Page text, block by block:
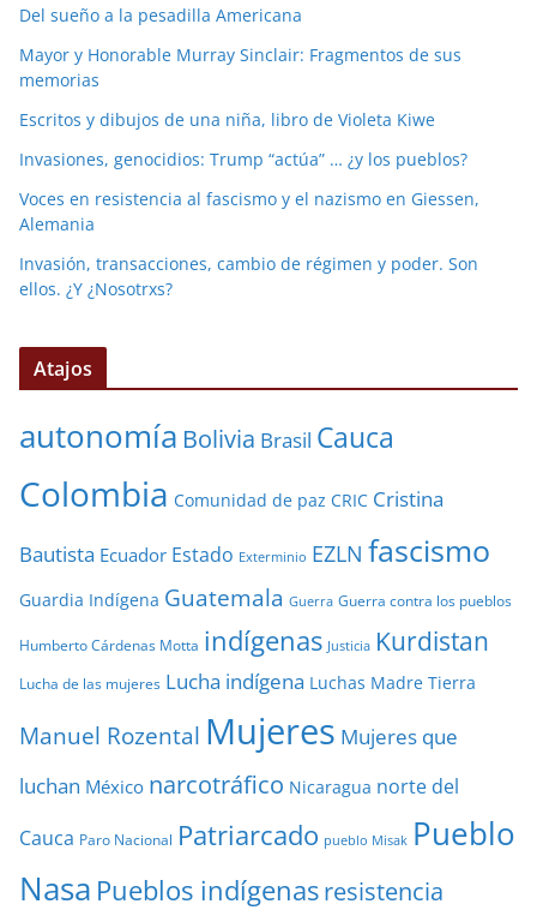
Del sueño a la pesadilla Americana
Mayor y Honorable Murray Sinclair: Fragmentos de sus
memorias
Escritos y dibujos de una niña, libro de Violeta Kiwe
Invasiones, genocidios: Trump “actúa” … ¿y los pueblos?
Voces en resistencia al fascismo y el nazismo en Giessen,
Alemania
Invasión, transacciones, cambio de régimen y poder. Son
ellos. ¿Y ¿Nosotrxs?
Atajos
autonomía Bolivia Brasil Cauca
Colombia Comunidad de paz CRIC Cristina
Bautista Ecuador Estado Exterminio EZLN fascismo
Guardia Indígena Guatemala Guerra Guerra contra los pueblos
Humberto Cárdenas Motta indígenas Justicia Kurdistan
Lucha de las mujeres Lucha indígena Luchas Madre Tierra
Manuel Rozental Mujeres Mujeres que
luchan México narcotráfico Nicaragua norte del
Cauca Paro Nacional Patriarcado pueblo Misak Pueblo
Nasa Pueblos indígenasresistencia